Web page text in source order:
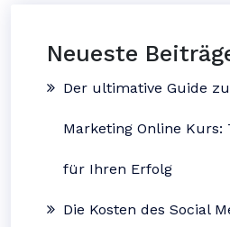
Neueste
Der ultimative Guide
Marketing Online Kurs:
für Ihren Erfolg
Die Kosten des Social